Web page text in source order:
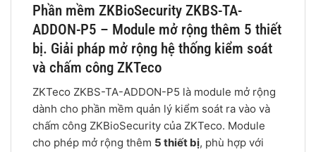
Phần mềm ZKBioSecurity ZKBS-TA-
ADDON-P5 – Module mở rộng thêm 5 thiết
bị. Giải pháp mở rộng hệ thống kiểm soát
và chấm công ZKTeco
ZKTeco ZKBS-TA-ADDON-P5 là module mở rộng
dành cho phần mềm quản lý kiểm soát ra vào và
chấm công ZKBioSecurity của ZKTeco. Module
cho phép mở rộng thêm 5 thiết bị, phù hợp với